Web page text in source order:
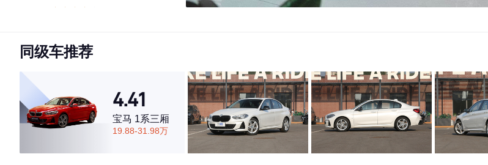
·内饰表现一般，低于72%同级车
·空间表现一般，低于63%同级车
同级车推荐
4.41
宝马 1系三厢
19.88-31.98万